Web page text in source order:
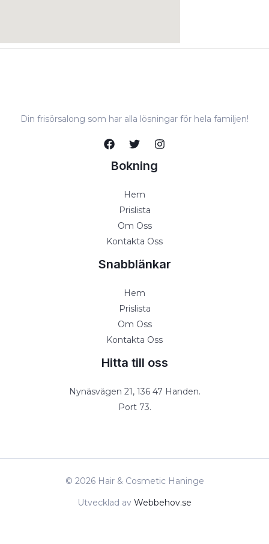
Din frisörsalong som har alla lösningar för hela familjen!
Bokning
Hem
Prislista
Om Oss
Kontakta Oss
Snabblänkar
Hem
Prislista
Om Oss
Kontakta Oss
Hitta till oss
Nynäsvägen 21, 136 47 Handen.
Port 73.
© 2026 Hair & Cosmetic Haninge
Utvecklad av Webbehov.se